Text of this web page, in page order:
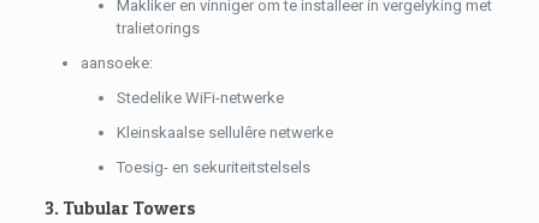
Makliker en vinniger om te installeer in vergelyking met
tralietorings
aansoeke:
Stedelike WiFi-netwerke
Kleinskaalse sellulêre netwerke
Toesig- en sekuriteitstelsels
3. Tubular Towers